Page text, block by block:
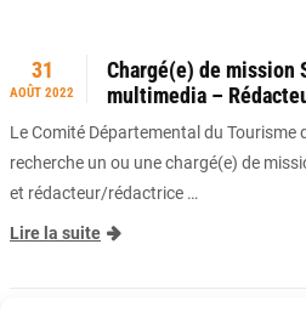
31
AOÛT 2022
Chargé(e) de mission
multimedia –
Le Comité Départemental du Tourisme
recherche un ou une chargé(e) de
et rédacteur/rédactrice …
Lire la suite